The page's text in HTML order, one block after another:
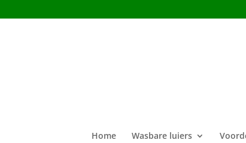
Home Wasbare luiers